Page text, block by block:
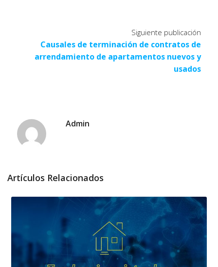
Siguiente publicación
Causales de terminación de contratos de
arrendamiento de apartamentos nuevos y
usados
Admin
Artículos Relacionados